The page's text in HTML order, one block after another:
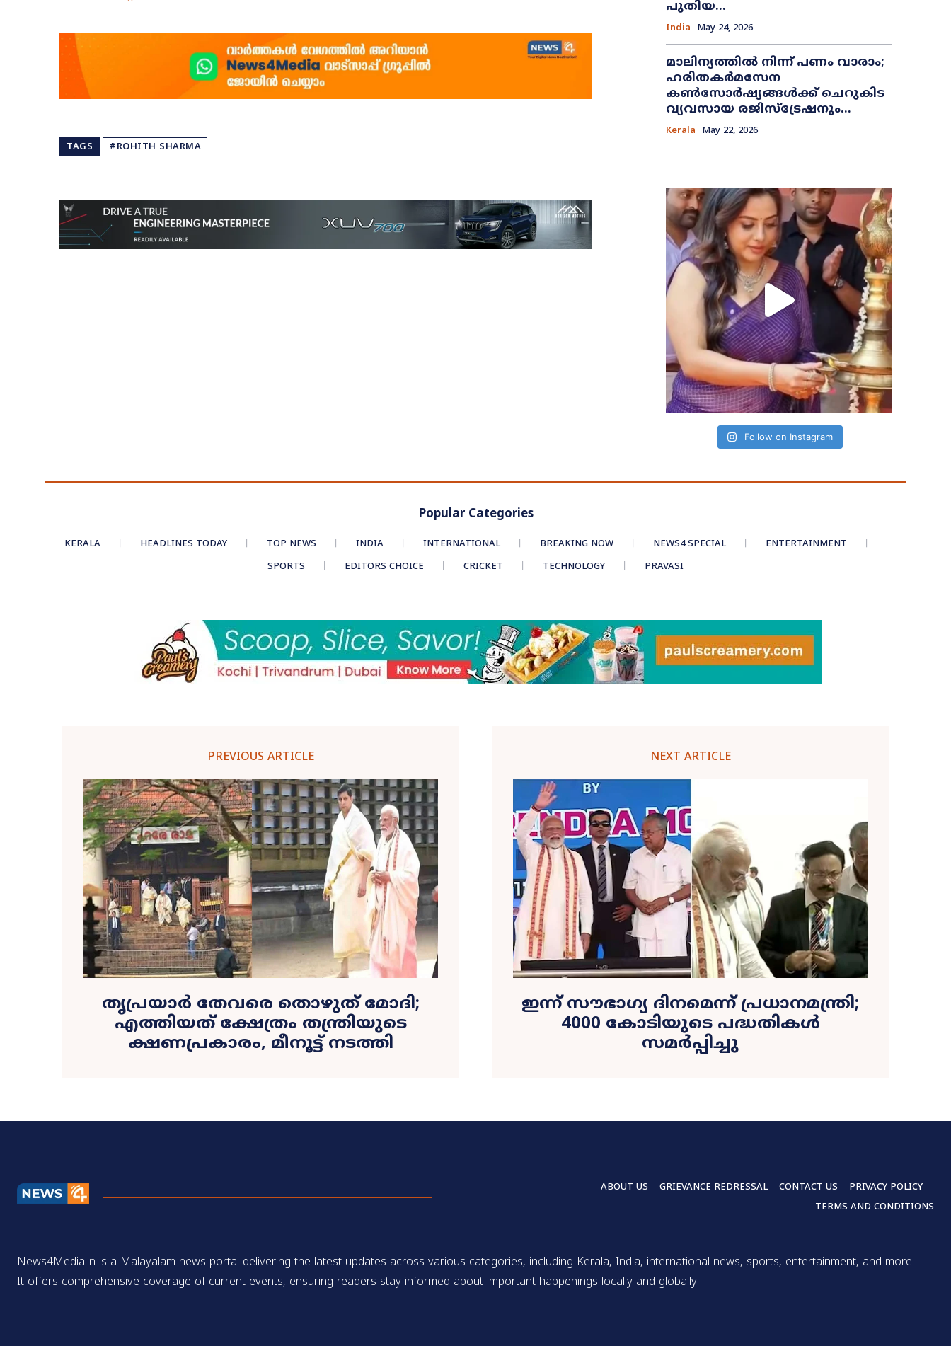
TAGS #ROHITH SHARMA
പുതിയ...
India May 24, 2026
മാലിന്യത്തിൽ നിന്ന് പണം വാരാം;
ഹരിതകർമസേന
കൺസോർഷ്യങ്ങൾക്ക് ചെറുകിട
വ്യവസായ രജിസ്ട്രേഷനും...
Kerala May 22, 2026
Follow on Instagram
Popular Categories
KERALA HEADLINES TODAY TOP NEWS INDIA INTERNATIONAL BREAKING NOW NEWS4 SPECIAL
ENTERTAINMENT
SPORTS
EDITORS CHOICE CRICKET TECHNOLOGY PRAVASI
PREVIOUS ARTICLE
തൃപ്രയാർ തേവരെ തൊഴുത് മോദി;
എത്തിയത് ക്ഷേത്രം തന്ത്രിയുടെ
ക്ഷണപ്രകാരം, മീനൂട്ട് നടത്തി
NEXT ARTICLE
ഇന്ന് സൗഭാഗ്യ ദിനമെന്ന് പ്രധാനമന്ത്രി;
4000 കോടിയുടെ പദ്ധതികള്‍
സമർപ്പിച്ചു
ABOUT US GRIEVANCE REDRESSAL CONTACT US
PRIVACY POLICY
TERMS AND CONDITIONS
News4Media.in is a Malayalam news portal delivering the latest updates across various categories, including Kerala, India, international news, sports, entertainment, and more.
It offers comprehensive coverage of current events, ensuring readers stay informed about important happenings locally and globally.